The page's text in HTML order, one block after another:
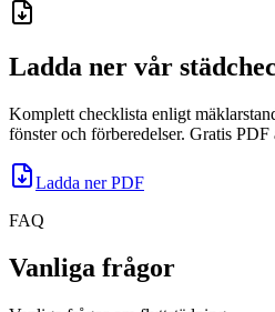
Ladda ner vår
Komplett checklista enligt
fönster och förberedelser. Gratis
Ladda ner PDF
FAQ
Vanliga frågor